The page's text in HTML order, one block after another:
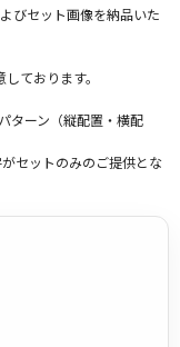
びセット画像を納品いた
ております。
ターン（縦配置・横配
セットのみのご提供とな